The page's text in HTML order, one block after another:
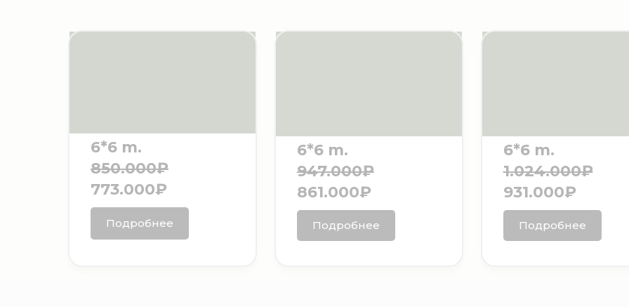
6*6 m.
850.000₽
773.000₽
Подробнее
6*6 m.
947.000₽
861.000₽
Подробнее
6*6 m.
1.024.000₽
931.000₽
Подробнее